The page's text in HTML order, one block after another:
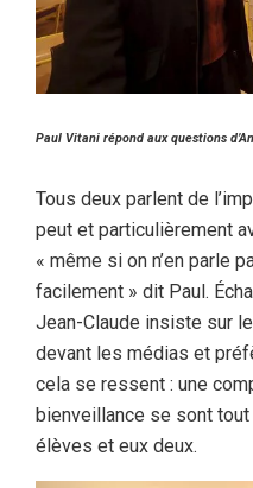
Paul Vitani répond aux questions
Tous deux parlent de
peut et particulièrement
« même si on n’en parle
facilement » dit Paul.
Jean-Claude insiste sur
devant les médias et
cela se ressent : une
bienveillance se sont
élèves et eux deux.